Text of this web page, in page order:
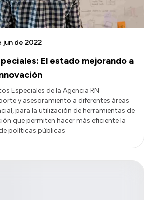
El estado mejorando a
jun de 2022
Especiales de la Agencia RN
y asesoramiento a diferentes áreas
para la utilización de herramientas de
que permiten hacer más eficiente la
políticas públicas